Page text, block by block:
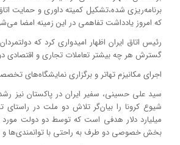
برنامه‌ریزی شده،تشکیل کمیته داوری و حمایت
که امروز یادداشت تفاهمی در این زمینه امضا
رئیس اتاق ایران اظهار امیدواری کرد که
گسترش هر چه بیشتر تعاملات تجاری و اقتصادی
اجرای مکانیزم تهاتر و برگزاری نمایشگاه‌های
سید علی حسینی، سفیر ایران در پاکستان نیز
میلیارد دلار هدفی است که توسط دو دولت مورد
بخش خصوصی دو طرف به راحتی با توانمندی‌ها و
قیمتهای
بود....